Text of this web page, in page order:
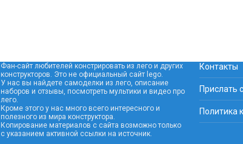
Фан-сайт любителей констрировать из лего и других
конструкторов. Это не официальный сайт lego.
У нас вы найдете самоделки из лего, описание
наборов и отзывы, посмотреть мультики и видео про
лего.
Кроме этого у нас много всего интересного и
полезного из мира конструктора.
Копирование материалов с сайта возможно только
с указанием активной ссылки на источник.
Контакты
Прислать
Политика